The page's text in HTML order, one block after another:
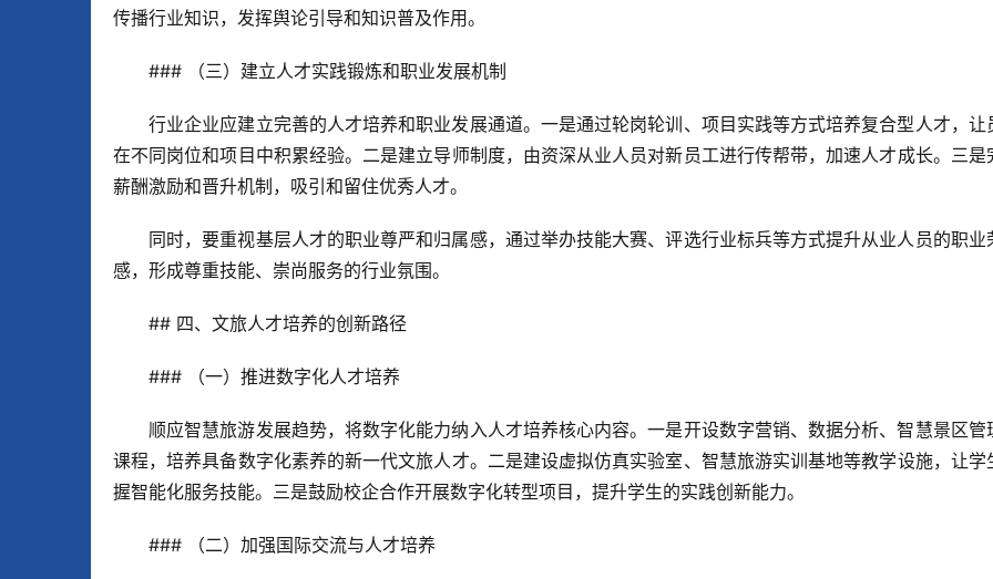
传播行业知识，发挥舆论引导和知识普及作用。
### （三）建立人才实践锻炼和职业发展机制
行业企业应建立完善的人才培养和职业发展通道。一是通过轮岗轮训、项目实践等方式培养复合型人才，让
在不同岗位和项目中积累经验。二是建立导师制度，由资深从业人员对新员工进行传帮带，加速人才成长。三是
薪酬激励和晋升机制，吸引和留住优秀人才。
同时，要重视基层人才的职业尊严和归属感，通过举办技能大赛、评选行业标兵等方式提升从业人员的职业
感，形成尊重技能、崇尚服务的行业氛围。
## 四、文旅人才培养的创新路径
### （一）推进数字化人才培养
顺应智慧旅游发展趋势，将数字化能力纳入人才培养核心内容。一是开设数字营销、数据分析、智慧景区管
课程，培养具备数字化素养的新一代文旅人才。二是建设虚拟仿真实验室、智慧旅游实训基地等教学设施，让学
握智能化服务技能。三是鼓励校企合作开展数字化转型项目，提升学生的实践创新能力。
### （二）加强国际交流与人才培养